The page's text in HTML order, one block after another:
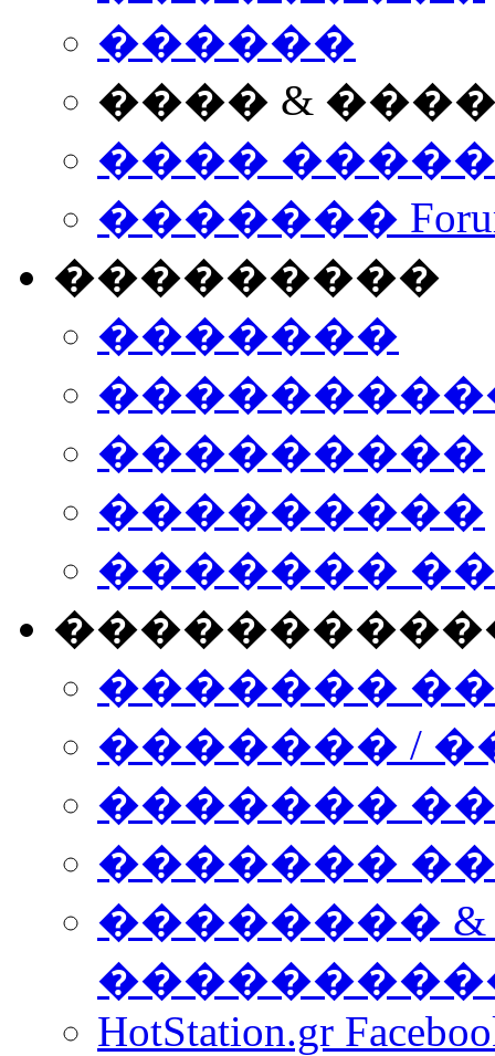
������
���� &
����
�������
���������
�������
���������
���������
�������
�������
������� /
�������
������� ���
��������
HotStation.gr